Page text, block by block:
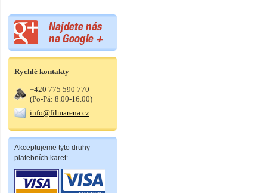
Rychlé kontakty
+420 775 590 770
(Po-Pá: 8.00-16.00)
info@filmarena.cz
Akceptujeme tyto druhy
platebních karet: